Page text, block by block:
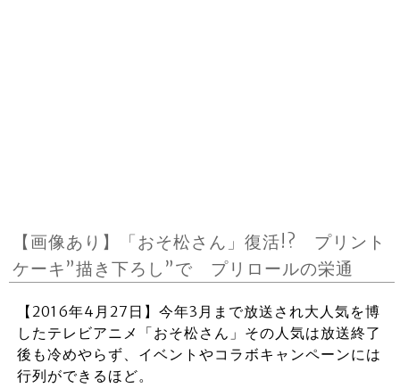
【画像あり】「おそ松さん」復活!? プリント
ケーキ”描き下ろし”で プリロールの栄通
【2016年4月27日】今年3月まで放送され大人気を博
したテレビアニメ「おそ松さん」その人気は放送終了
後も冷めやらず、イベントやコラボキャンペーンには
行列ができるほど。